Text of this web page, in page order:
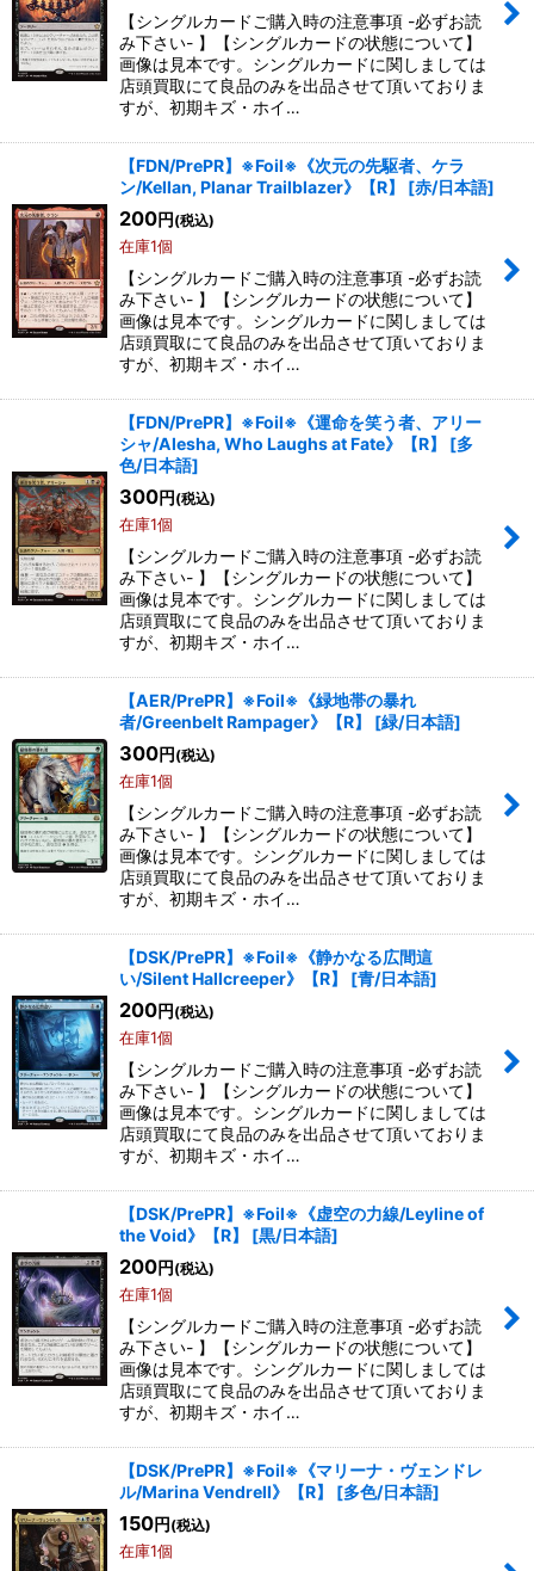
【シングルカードご購入時の注意事項 -必ずお読
み下さい- 】【シングルカードの状態について】
画像は見本です。シングルカードに関しましては
店頭買取にて良品のみを出品させて頂いておりま
すが、初期キズ・ホイ…
【FDN/PrePR】※Foil※《次元の先駆者、ケラ
ン/Kellan, Planar Trailblazer》【R】
[赤/日本語]
200円 (税込)
在庫1個
【シングルカードご購入時の注意事項 -必ずお読
み下さい- 】【シングルカードの状態について】
画像は見本です。シングルカードに関しましては
店頭買取にて良品のみを出品させて頂いておりま
すが、初期キズ・ホイ…
【FDN/PrePR】※Foil※《運命を笑う者、アリー
シャ/Alesha, Who Laughs at Fate》【R】
[多
色/日本語]
300円 (税込)
在庫1個
【シングルカードご購入時の注意事項 -必ずお読
み下さい- 】【シングルカードの状態について】
画像は見本です。シングルカードに関しましては
店頭買取にて良品のみを出品させて頂いておりま
すが、初期キズ・ホイ…
【AER/PrePR】※Foil※《緑地帯の暴れ
者/Greenbelt Rampager》【R】
[緑/日本語]
300円 (税込)
在庫1個
【シングルカードご購入時の注意事項 -必ずお読
み下さい- 】【シングルカードの状態について】
画像は見本です。シングルカードに関しましては
店頭買取にて良品のみを出品させて頂いておりま
すが、初期キズ・ホイ…
【DSK/PrePR】※Foil※《静かなる広間這
い/Silent Hallcreeper》【R】
[青/日本語]
200円 (税込)
在庫1個
【シングルカードご購入時の注意事項 -必ずお読
み下さい- 】【シングルカードの状態について】
画像は見本です。シングルカードに関しましては
店頭買取にて良品のみを出品させて頂いておりま
すが、初期キズ・ホイ…
【DSK/PrePR】※Foil※《虚空の力線/Leyline of
the Void》【R】
[黒/日本語]
200円 (税込)
在庫1個
【シングルカードご購入時の注意事項 -必ずお読
み下さい- 】【シングルカードの状態について】
画像は見本です。シングルカードに関しましては
店頭買取にて良品のみを出品させて頂いておりま
すが、初期キズ・ホイ…
【DSK/PrePR】※Foil※《マリーナ・ヴェンドレ
ル/Marina Vendrell》【R】
[多色/日本語]
150円 (税込)
在庫1個